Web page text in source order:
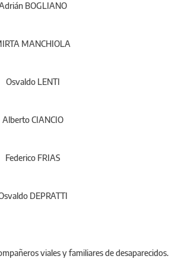
BOGLIANO
MANCHIOLA
Osvaldo LENTI
Alberto CIANCIO
Federico FRIAS
DEPRATTI
viales y familiares de desaparecidos.